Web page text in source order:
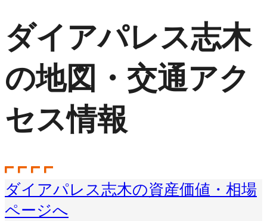
ダイアパレス志木
の地図・交通アク
セス情報
ダイアパレス志木の資産価値・相場
ページへ